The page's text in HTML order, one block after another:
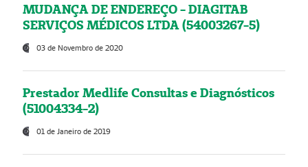
MUDANÇA DE ENDEREÇO - DIAGITAB
SERVIÇOS MÉDICOS LTDA (54003267-5)
03 de Novembro de 2020
Prestador Medlife Consultas e Diagnósticos
(51004334-2)
01 de Janeiro de 2019